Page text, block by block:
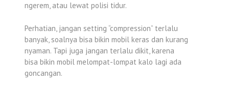
ngerem, atau lewat polisi tidur.
Perhatian, jangan setting “compression” terlalu
banyak, soalnya bisa bikin mobil keras dan kurang
nyaman. Tapi juga jangan terlalu dikit, karena
bisa bikin mobil melompat-lompat kalo lagi ada
goncangan.